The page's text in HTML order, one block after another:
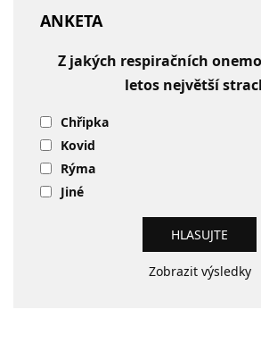
ANKETA
Z jakých respiračních
letos největší
Chřipka
Kovid
Rýma
Jiné
Zobrazit výsledky